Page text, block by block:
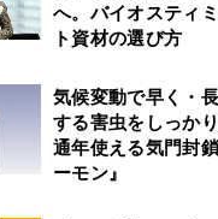
へ。バイオスティ
ト資材の選び方
気候変動で早く・
する害虫をしっかり
通年使える気門封
ーモン』